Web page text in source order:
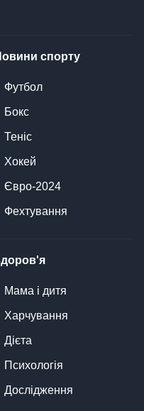
спорту
Футбол
Бокс
Теніс
Хокей
Євро-2024
Фехтування
Мама і дитя
Харчування
Дієта
Психологія
Дослідження